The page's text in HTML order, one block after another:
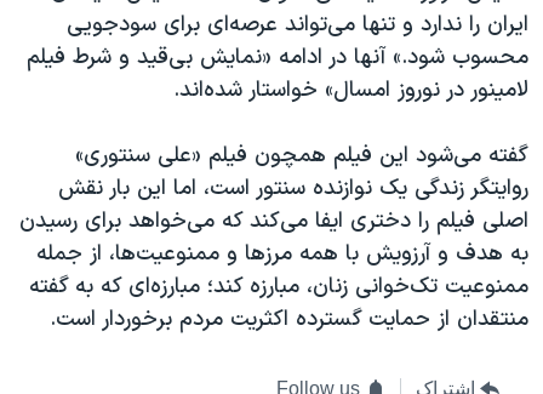
ایران را ندارد و تنها می‌تواند عرصه‌ای برای سودجویی
محسوب شود.» آنها در ادامه «نمایش بی‌قید و شرط فیلم
لامینور در نوروز امسال» خواستار شده‌اند.
گفته می‌شود این فیلم همچون فیلم «علی سنتوری»
روایتگر زندگی یک نوازنده سنتور است، اما این بار نقش
اصلی فیلم را دختری ایفا می‌کند که می‌خواهد برای رسیدن
به هدف و آرزویش با همه مرزها و ممنوعیت‌ها، از جمله
ممنوعیت تک‌خوانی زنان، مبارزه کند؛ مبارزه‌ای که به گفته
منتقدان از حمایت گسترده اکثریت مردم برخوردار است.
اشتراک Follow us